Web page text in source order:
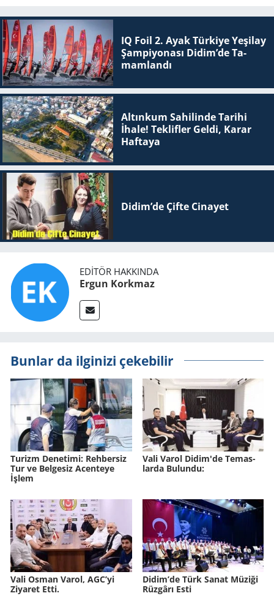
IQ Foil 2. Ayak Tür­ki­ye Ye­şi­lay
Şam­pi­yo­na­sı Didim’de Ta­
mam­lan­dı
Altınkum Sahilinde Tarihi
İhale! Teklifler Geldi, Karar
Haftaya
Didim’de Çifte Ci­na­yet
EDITÖR HAKKINDA
Ergun Korkmaz
Bunlar da ilginizi çekebilir
Tu­rizm De­ne­ti­mi: Reh­ber­siz
Tur ve Bel­ge­siz Acen­te­ye
İşlem
Vali Varol Didim'de Te­mas­
lar­da Bu­lun­du:
Vali Osman Varol, AGC’yi
Ziyaret Etti.
Didim’de Türk Sanat Mü­zi­ği
Rüz­gâ­rı Esti